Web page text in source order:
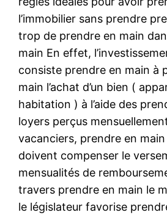
l’immobilier sans prendre
trop de prendre en main
main En effet,
consiste prendre en main à
main l’achat d’un bien (
habitation ) à l’aide des
loyers perçus
vacanciers, prendre en
doivent compenser le
mensualités de
travers prendre en main le
le législateur favorise